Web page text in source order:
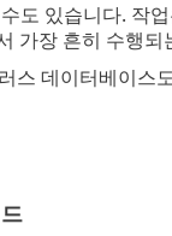
도 있습니다. 작
장 흔히 수행되
스 데이터베이스